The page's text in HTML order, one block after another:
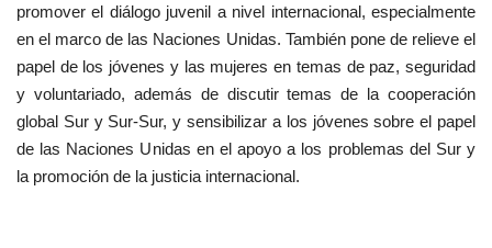
promover el diálogo juvenil a nivel internacional, especialmente
en el marco de las Naciones Unidas. También pone de relieve el
papel de los jóvenes y las mujeres en temas de paz, seguridad
y voluntariado, además de discutir temas de la cooperación
global Sur y Sur-Sur, y sensibilizar a los jóvenes sobre el papel
de las Naciones Unidas en el apoyo a los problemas del Sur y
la promoción de la justicia internacional.